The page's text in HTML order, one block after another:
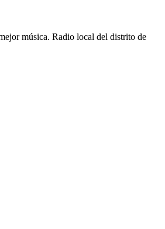
música. Radio local del distrito de